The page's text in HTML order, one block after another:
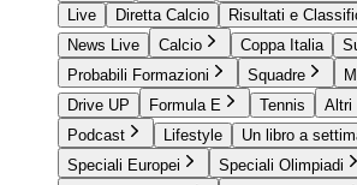
Live
Diretta Calcio
Risultati e
News Live
Calcio Coppa Italia
Probabili Formazioni
Squadre
Drive UP
Formula E Tennis Altri
Podcast
Lifestyle
Un libro a
Speciali Europei
Speciali Olimpiadi